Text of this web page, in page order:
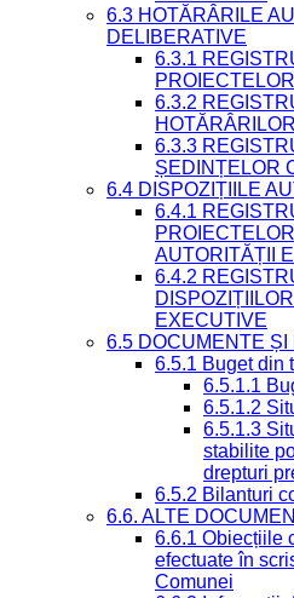
6.3 HOTĂRÂRILE
DELIBERATIVE
6.3.1
6.3.2
HOTĂRÂRILOR
6.3.3
ȘEDINȚELOR
6.4 DISPOZIȚIILE
6.4.1
AUTORITĂȚII
6.4.2
EXECUTIVE
6.5 DOCUMENTE
6.5.1 Buget din
6.5.1.1
6.5.1.2
6.5.1.3
stabilite
drepturi
6.5.2 Bilanturi
6.6. ALTE
6.6.1 Obiecțiile
efectuate în
Comunei